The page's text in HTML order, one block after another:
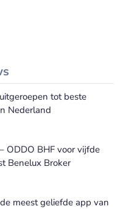
Ranking & Awards nieuws
tot beste
Nederland
ODDO BHF voor vijfde
Benelux Broker
meest geliefde app van